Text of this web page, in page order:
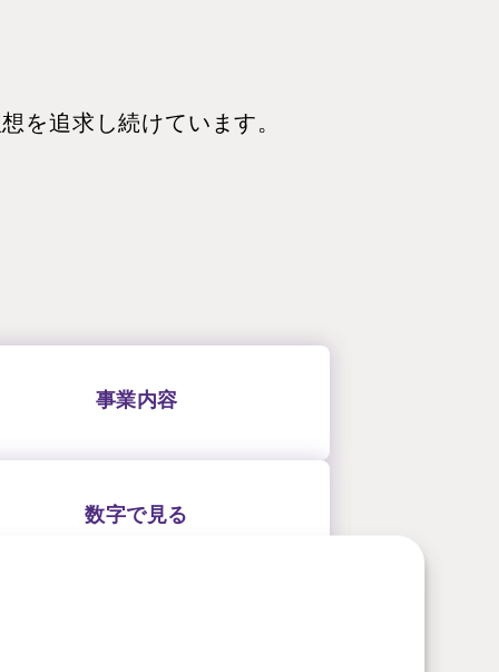
を追求し続けています。
事業内容
数字で見る